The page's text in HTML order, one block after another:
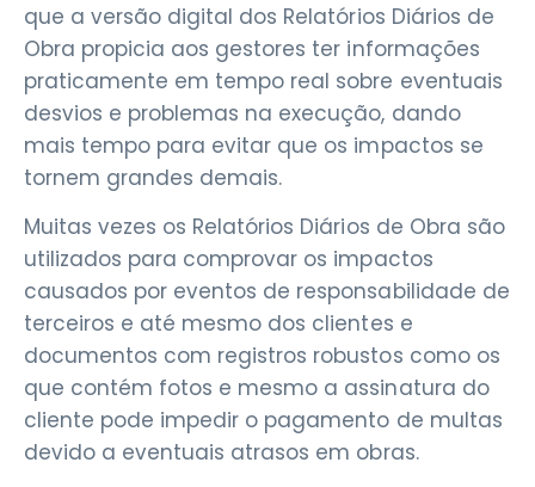
que a versão digital dos Relatórios Diários de
Obra propicia aos gestores ter informações
praticamente em tempo real sobre eventuais
desvios e problemas na execução, dando
mais tempo para evitar que os impactos se
tornem grandes demais.
Muitas vezes os Relatórios Diários de Obra são
utilizados para comprovar os impactos
causados por eventos de responsabilidade de
terceiros e até mesmo dos clientes e
documentos com registros robustos como os
que contém fotos e mesmo a assinatura do
cliente pode impedir o pagamento de multas
devido a eventuais atrasos em obras.